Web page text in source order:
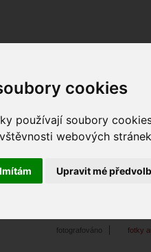
cookies
používají soubory
webových
Upravit mé
PRO účet Nabídky
Christian 01. 05. 2019 12:12
fotografováno fotky